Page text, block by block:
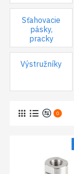
Sťahovacie
pásky,
pracky
Výstružníky
0